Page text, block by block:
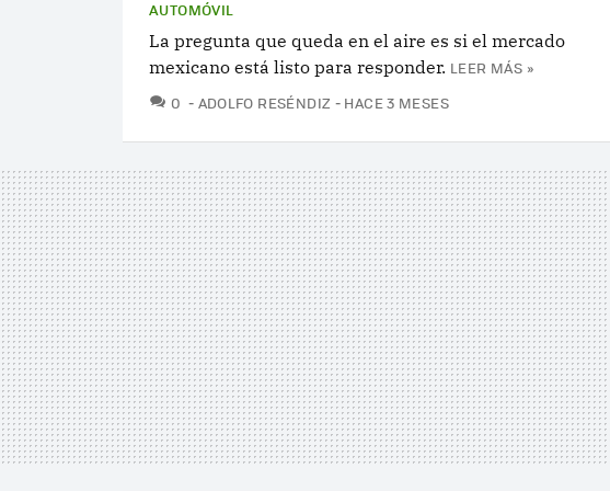
AUTOMÓVIL
La pregunta que queda en el aire es si el mercado
mexicano está listo para responder. LEER MÁS »
0 COMENTARIOS
ADOLFO RESÉNDIZ HACE 3 MESES